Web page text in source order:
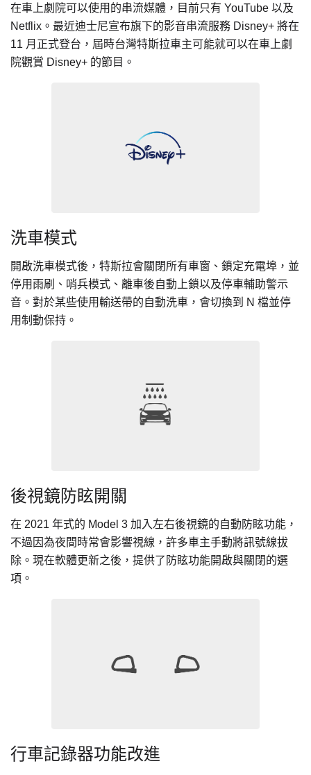
在車上劇院可以使用的串流媒體，目前只有 YouTube 以及
Netflix。最近迪士尼宣布旗下的影音串流服務 Disney+ 將在
11 月正式登台，屆時台灣特斯拉車主可能就可以在車上劇
院觀賞 Disney+ 的節目。
洗車模式
開啟洗車模式後，特斯拉會關閉所有車窗、鎖定充電埠，並
停用雨刷、哨兵模式、離車後自動上鎖以及停車輔助警示
音。對於某些使用輸送帶的自動洗車，會切換到 N 檔並停
用制動保持。
後視鏡防眩開關
在 2021 年式的 Model 3 加入左右後視鏡的自動防眩功能，
不過因為夜間時常會影響視線，許多車主手動將訊號線拔
除。現在軟體更新之後，提供了 防眩功能開啟與關閉的選
項。
行車記錄器功能改進